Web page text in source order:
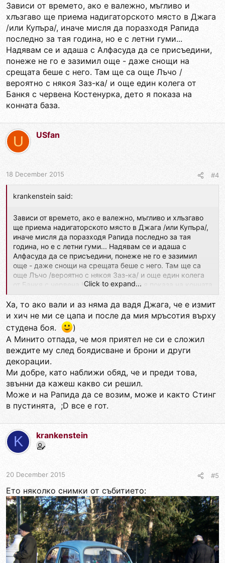
Зависи от времето, ако е валежно, мъгливо и
хлъзгаво ще приема надигаторското място в Джага
/или Купъра/, иначе мисля да поразходя Рапида
последно за тая година, но е с летни гуми...
Надявам се и адаша с Алфасуда да се присъедини,
понеже не го е зазимил още - даже снощи на
срещата беше с него. Там ще са още Лъчо /
вероятно с някоя Заз-ка/ и още един колега от
Банкя с червена Костенурка, дето я показа на
конната база.
U USfan
18 December 2015 #4
krankenstein said:
Зависи от времето, ако е валежно, мъгливо и хлъзгаво
ще приема надигаторското място в Джага /или Купъра/,
иначе мисля да поразходя Рапида последно за тая
година, но е с летни гуми... Надявам се и адаша с
Алфасуда да се присъедини, понеже не го е зазимил
още - даже снощи на срещата беше с него. Там ще са
още Лъчо /вероятно с някоя Заз-ка/ и още един колега
от Банкя с червена Костенурка, дето я показа на конната
база.
Click to expand...
Ха, то ако вали и аз няма да вадя Джага, че е измит
и хич не ми се цапа и после да мия мръсотия върху
студена боя.
)
А Минито отпада, че моя приятел не си е сложил
веждите му след боядисване и брони и други
декорации.
Ми добре, като наближи обяд, че и преди това,
звънни да кажеш какво си решил.
Може и на Рапида да се возим, може и както Стинг
в пустинята, ;D все е гот.
K krankenstein
20 December 2015 #5
Ето няколко снимки от събитието: